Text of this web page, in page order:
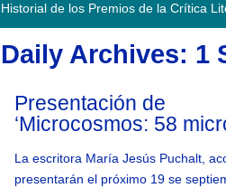
Historial de los Premios de la Crítica
Daily Archives: 1
Presentación de
‘Microcosmos: 58
La escritora María Jesús Puchalt,
presentarán el próximo 19 se